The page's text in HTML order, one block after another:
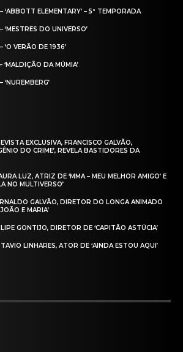
‘ABBOTT ELEMENTARY’ – 5ª TEMPORADA
‘MESTRES DO UNIVERSO’
‘O VERÃO DE 1936’
‘MALDIÇÃO DA MÚMIA’
‘NUREMBERG’
EXCLUSIVA, FRANCISCO GALVÃO,
DO CRIME’, REVELA BASTIDORES DA
LUZ, ATRIZ DE ‘MMA – MEU MELHOR AMIGO’ E
NO MULTIVERSO’
GALVÃO, DIRETOR DO LONGA ANIMADO
E MARIA’
GONTIJO, DIRETOR DE ‘CAPITÃO ASTÚCIA’
LINHARES, ATOR DE ‘AINDA ESTOU AQUI’